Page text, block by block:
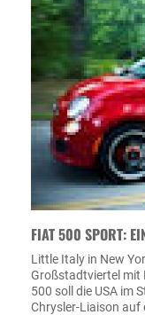
FIAT 500 SPORT:
Little Italy in New
Großstadtviertel mit
500 soll die USA im
Chrysler-Liaison auf